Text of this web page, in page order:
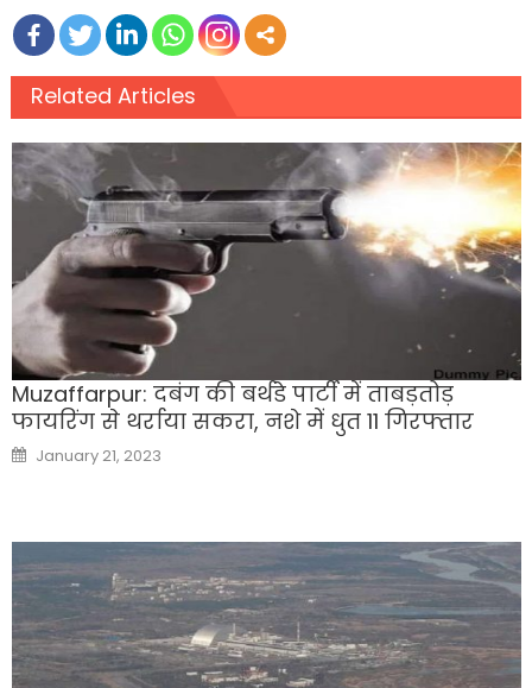
Related Articles
Muzaffarpur: दबंग की बर्थडे पार्टी में ताबड़तोड़
फायरिंग से थर्राया सकरा, नशे में धुत 11 गिरफ्तार
Posted
on
January 21, 2023